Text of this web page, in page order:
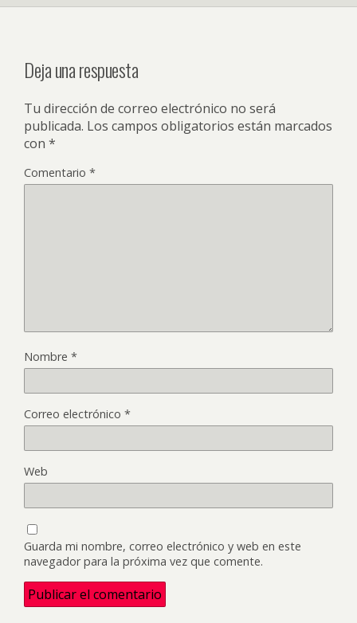
Deja una respuesta
Tu dirección de correo electrónico no será
publicada. Los campos obligatorios están marcados
con *
Comentario *
Nombre *
Correo electrónico *
Web
Guarda mi nombre, correo electrónico y web en este
navegador para la próxima vez que comente.